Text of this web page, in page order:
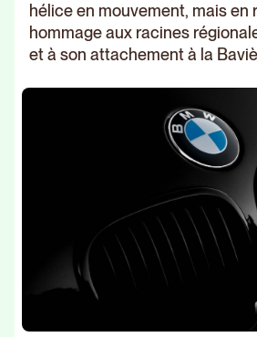
hélice en mouvement, mais en
hommage aux racines
et à son attachement à la